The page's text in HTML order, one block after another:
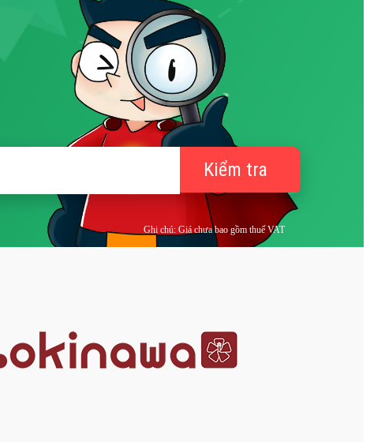
Kiểm tra
Ghi chú: Giá chưa bao gồm thuế VAT